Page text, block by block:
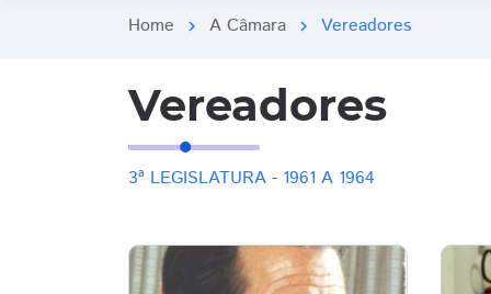
Home chevron_right A Câmara chevron_right Vereadores
Vereadores
3ª LEGISLATURA - 1961 A 1964